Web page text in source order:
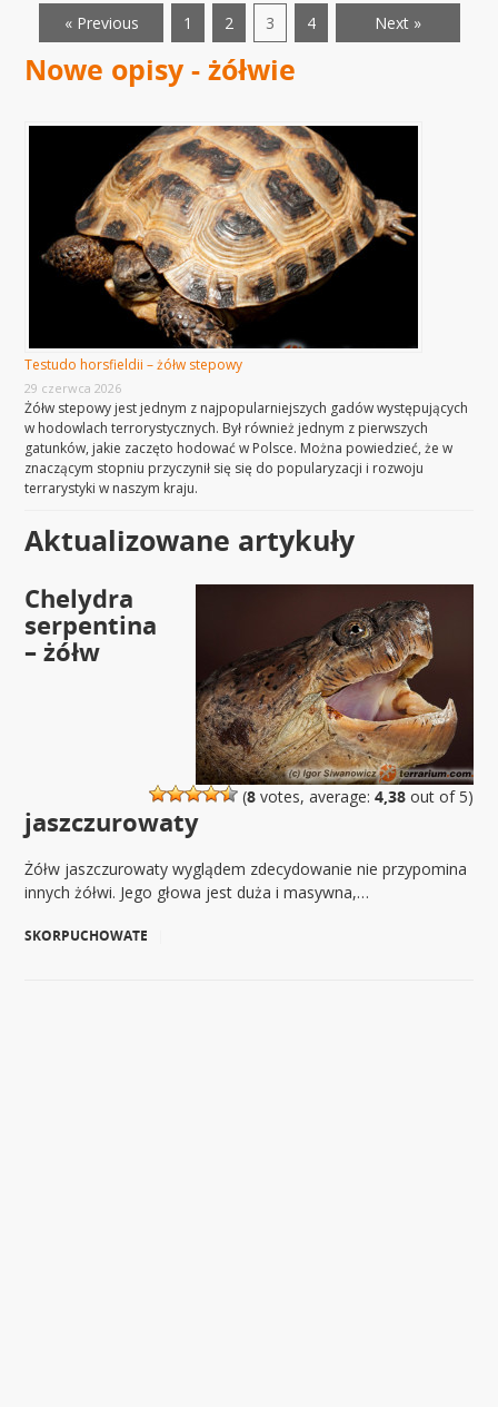
« Previous 1 2 3 4 Next »
Nowe opisy - żółwie
Testudo horsfieldii – żółw stepowy
29 czerwca 2026
Żółw stepowy jest jednym z najpopularniejszych gadów występujących
w hodowlach terrorystycznych. Był również jednym z pierwszych
gatunków, jakie zaczęto hodować w Polsce. Można powiedzieć, że w
znaczącym stopniu przyczynił się się do popularyzacji i rozwoju
terrarystyki w naszym kraju.
Aktualizowane artykuły
(8votes, average: 4,38out of 5)
Chelydra
serpentina
– żółw
jaszczurowaty
Żółw jaszczurowaty wyglądem zdecydowanie nie przypomina
innych żółwi. Jego głowa jest duża i masywna,…
SKORPUCHOWATE